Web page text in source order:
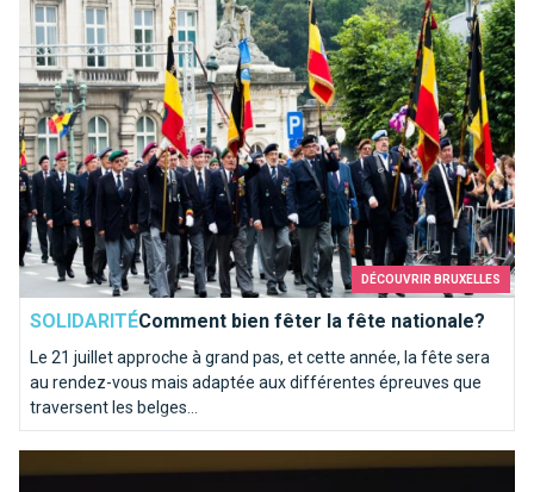
DÉCOUVRIR BRUXELLES
SOLIDARITÉComment bien fêter la fête nationale?
Le 21 juillet approche à grand pas, et cette année, la fête sera
au rendez-vous mais adaptée aux différentes épreuves que
traversent les belges...
Une partie de bowling ? Strikez les pistes bruxelloises !